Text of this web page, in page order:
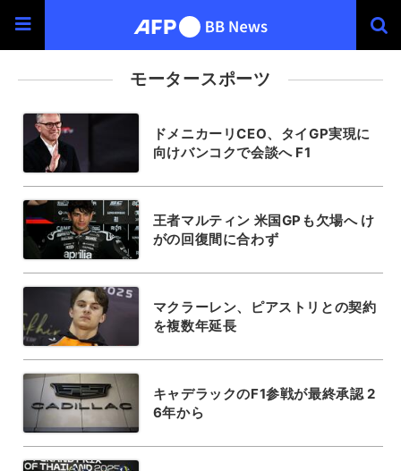
モータースポーツ
ドメニカーリCEO、タイGP実現に
向けバンコクで会談へ F1
王者マルティン 米国GPも欠場へ け
がの回復間に合わず
マクラーレン、ピアストリとの契約
を複数年延長
キャデラックのF1参戦が最終承認 2
6年から